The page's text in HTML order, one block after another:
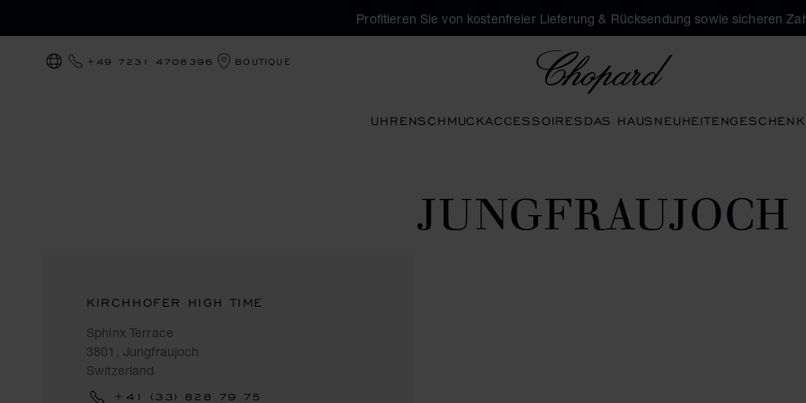
Profitieren Sie von kostenfreier Lieferung & Rücksendung sowie sicheren
LOKALISIERUNG (LAND ÄNDERN)
+49 7231 4708396 BOUTIQUE
UHRENSCHMUCKACCESSOIRESDAS HAUSNEUHEITEN
JUNGFRAUJOCH
KIRCHHOFER HIGH TIME
Sphinx Terrace
3801, Jungfraujoch
Switzerland
+41 (33) 828 79 75